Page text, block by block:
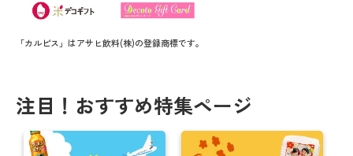
「カルピス」はアサヒ飲料(株)の登録商標です。
注目！おすすめ特集ページ